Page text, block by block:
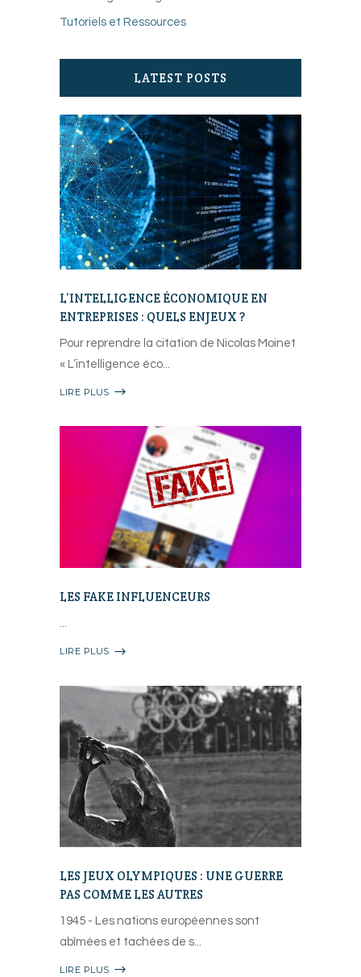
Tutoriels et Ressources
LATEST POSTS
L’INTELLIGENCE ÉCONOMIQUE EN
ENTREPRISES : QUELS ENJEUX ?
Pour reprendre la citation de Nicolas Moinet
« L’intelligence éco
LIRE PLUS
LES FAKE INFLUENCEURS
LIRE PLUS
LES JEUX OLYMPIQUES : UNE GUERRE
PAS COMME LES AUTRES
1945 - Les nations européennes sont
abîmées et tachées de s
LIRE PLUS